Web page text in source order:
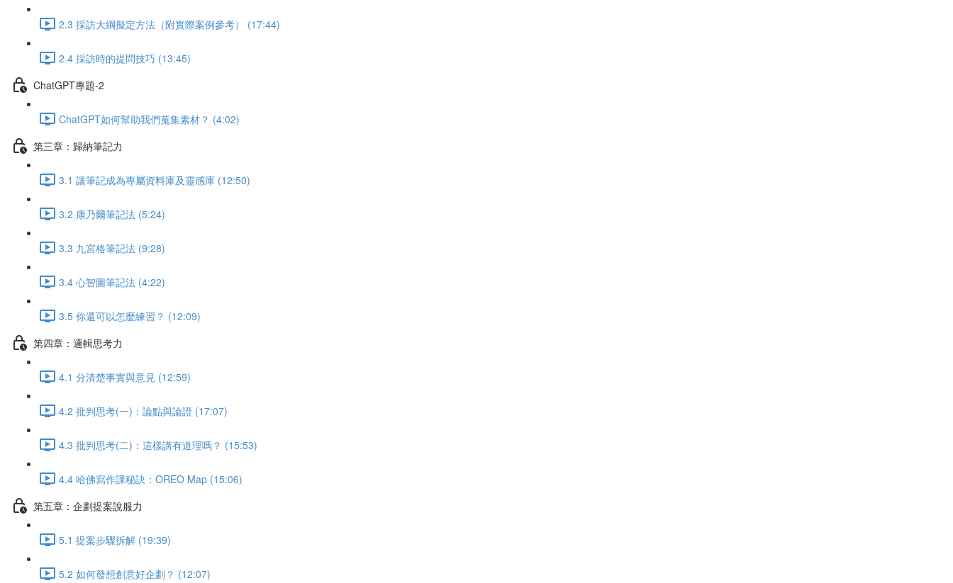
2.3 採訪大綱擬定方法（附實際案例參考） (17:44)
2.4 採訪時的提問技巧 (13:45)
ChatGPT專題-2
ChatGPT如何幫助我們蒐集素材？ (4:02)
第三章：歸納筆記力
3.1 讓筆記成為專屬資料庫及靈感庫 (12:50)
3.2 康乃爾筆記法 (5:24)
3.3 九宮格筆記法 (9:28)
3.4 心智圖筆記法 (4:22)
3.5 你還可以怎麼練習？ (12:09)
第四章：邏輯思考力
4.1 分清楚事實與意見 (12:59)
4.2 批判思考(一)：論點與論證 (17:07)
4.3 批判思考(二)：這樣講有道理嗎？ (15:53)
4.4 哈佛寫作課秘訣：OREO Map (15:06)
第五章：企劃提案說服力
5.1 提案步驟拆解 (19:39)
5.2 如何發想創意好企劃？ (12:07)